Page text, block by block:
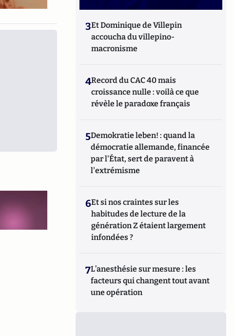
3Et Dominique de Villepin
accoucha du villepino-
macronisme
4Record du CAC 40 mais
croissance nulle : voilà ce que
révèle le paradoxe français
5Demokratie leben! : quand la
démocratie allemande, financée
par l'État, sert de paravent à
l'extrémisme
6Et si nos craintes sur les
habitudes de lecture de la
génération Z étaient largement
infondées ?
7L’anesthésie sur mesure : les
facteurs qui changent tout avant
une opération